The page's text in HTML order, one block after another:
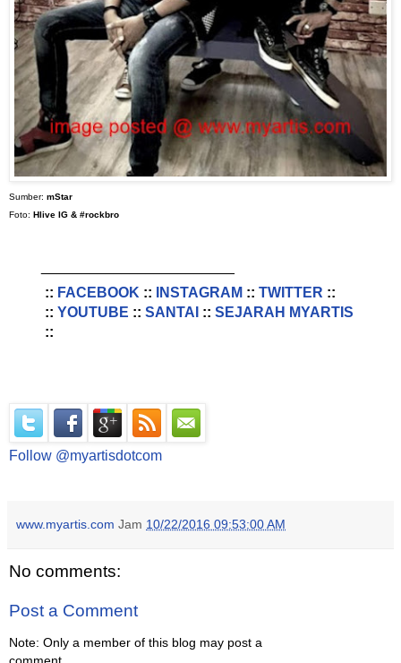
Sumber: mStar
Foto: Hlive IG & #rockbro
:: FACEBOOK :: INSTAGRAM :: TWITTER ::
:: YOUTUBE :: SANTAI :: SEJARAH MYARTIS
::
Follow @myartisdotcom
www.myartis.com Jam 10/22/2016 09:53:00 AM
No comments:
Post a Comment
Note: Only a member of this blog may post a